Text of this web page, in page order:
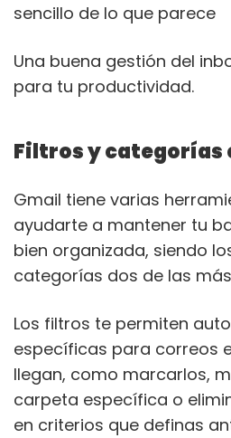
sencillo de lo que parece
Una buena gestión del
para tu productividad.
Filtros y categorías
Gmail tiene varias
ayudarte a mantener tu
bien organizada, siendo
categorías dos de las
Los filtros te permiten
específicas para correos
llegan, como marcarlos,
carpeta específica o
en criterios que definas